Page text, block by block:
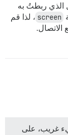
الذي ربطتُ به
screen ، لذا قم
الاتصال.
غريب، على